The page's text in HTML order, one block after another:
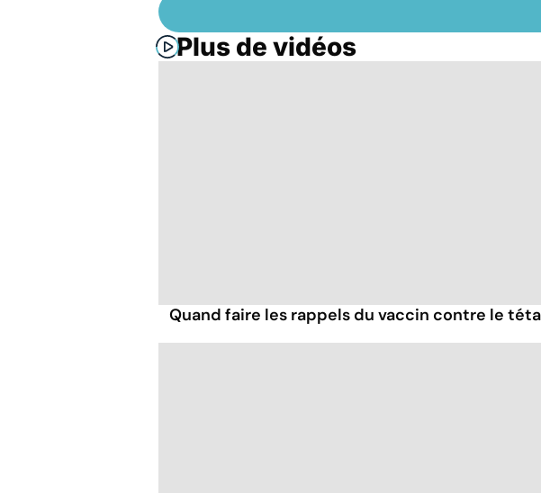
Plus de vidéos
Quand faire les rappels du vaccin contre le